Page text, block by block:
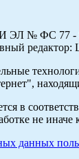
ЭЛ № ФС 77 -
редактор:
в
не иначе
данных